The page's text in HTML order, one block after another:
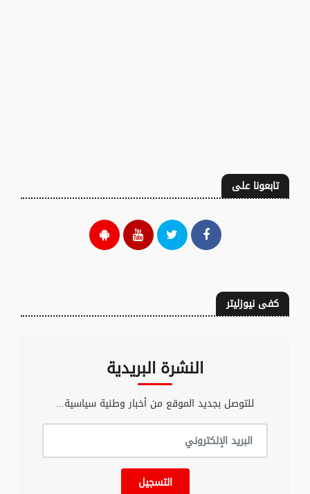
تابعونا على
كفى نيوزليتر
النشرة البريدية
للتوصل بجديد الموقع من أخبار وطنية سياسية...
التسجيل